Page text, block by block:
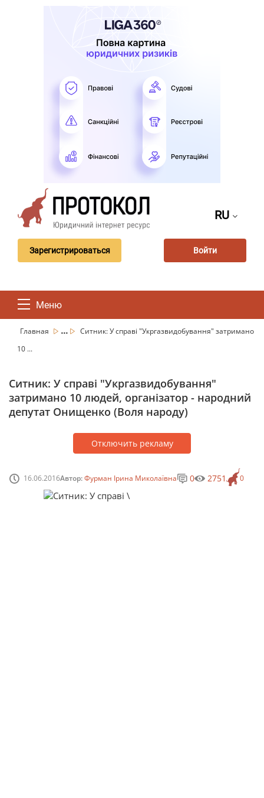
RU
Зарегистрироваться Войти
Меню
Главная ...
Ситник: У справі "Укргазвидобування" затримано
10 ...
Ситник: У справі "Укргазвидобування"
затримано 10 людей, організатор - народний
депутат Онищенко (Воля народу)
Отключить рекламу
16.06.2016Автор:Фурман Ірина Миколаївна 0
0 2751